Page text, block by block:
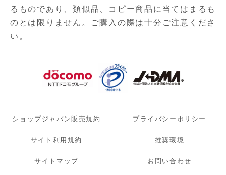
るものであり、類似品、コピー商品に当てはまるも
のとは限りません。ご購入の際は十分ご注意くださ
い。
ショップジャパン販売規約 プライバシーポリシー
サイト利用規約 推奨環境
サイトマップ お問い合わせ